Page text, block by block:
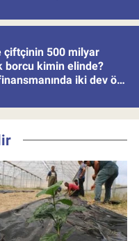
çiftçinin 500 milyar
borcu kimin elinde?
iki dev öne